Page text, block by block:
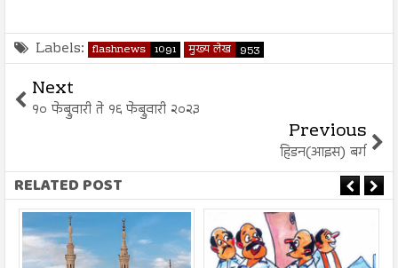
Labels: flashnews 1091 मुख्य लेख 953
Next
१० फेब्रुवारी ते १६ फेब्रुवारी २०२३
Previous
हिडन(आइस) बर्ग
RELATED POST